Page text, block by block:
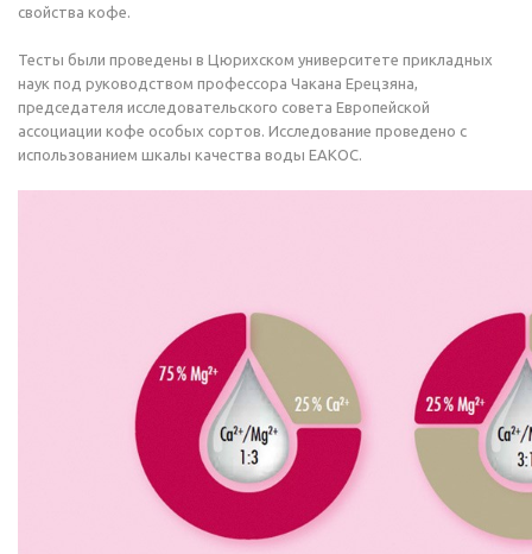
свойства кофе.
Тесты были проведены в Цюрихском университете прикладных
наук под руководством профессора Чакана Ерецзяна,
председателя исследовательского совета Европейской
ассоциации кофе особых сортов. Исследование проведено с
использованием шкалы качества воды ЕАКОС.